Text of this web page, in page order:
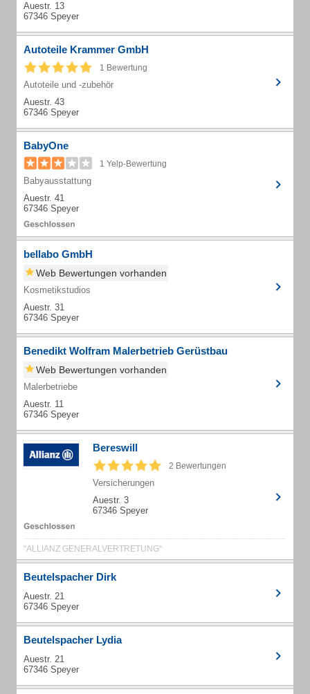
Auestr. 13
67346 Speyer
Autoteile Krammer GmbH
1 Bewertung
Autoteile und -zubehör
Auestr. 43
67346 Speyer
BabyOne
1 Yelp-Bewertung
Babyausstattung
Auestr. 41
67346 Speyer
bellabo GmbH
Web Bewertungen vorhanden
Kosmetikstudios
Auestr. 31
67346 Speyer
Benedikt Wolfram Malerbetrieb Gerüstbau
Web Bewertungen vorhanden
Malerbetriebe
Auestr. 11
67346 Speyer
Bereswill
2 Bewertungen
Versicherungen
Auestr. 3
67346 Speyer
"ALLIANZ GENERALVERTRETUNG"
Beutelspacher Dirk
Auestr. 21
67346 Speyer
Beutelspacher Lydia
Auestr. 21
67346 Speyer